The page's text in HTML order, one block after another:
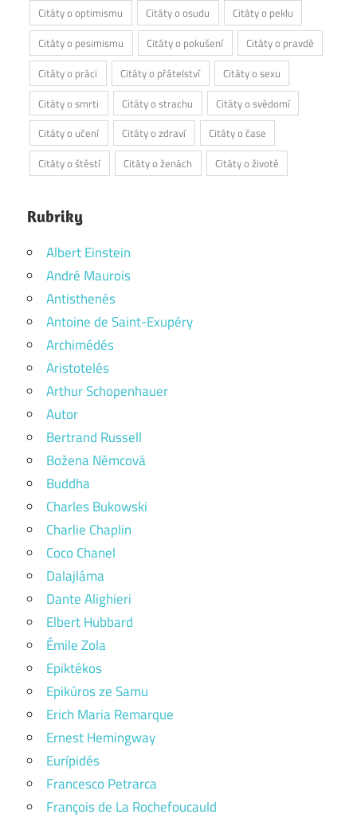
Citáty o optimismu Citáty o osudu
Citáty o peklu
Citáty o pesimismu
Citáty o pokušení
Citáty o pravdě
Citáty o práci
Citáty o přátelství
Citáty o sexu
Citáty o smrti
Citáty o strachu
Citáty o svědomí
Citáty o učení
Citáty o zdraví
Citáty o čase
Citáty o štěstí
Citáty o ženách Citáty o životě
Rubriky
Albert Einstein
André Maurois
Antisthenés
Antoine de Saint-Exupéry
Archimédés
Aristotelés
Arthur Schopenhauer
Autor
Bertrand Russell
Božena Němcová
Buddha
Charles Bukowski
Charlie Chaplin
Coco Chanel
Dalajláma
Dante Alighieri
Elbert Hubbard
Émile Zola
Epiktékos
Epikúros ze Samu
Erich Maria Remarque
Ernest Hemingway
Eurípidés
Francesco Petrarca
François de La Rochefoucauld